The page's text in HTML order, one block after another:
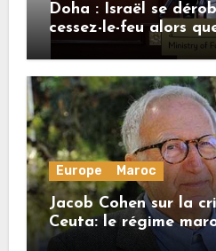
Doha : Israël se
cessez-le-feu alors
honore ses
Europe Maroc
Jacob Cohen sur la
Ceuta: le régime
bonne part de sa